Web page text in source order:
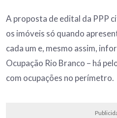
A proposta de edital da PPP
os imóveis só quando
cada um e, mesmo assim,
Ocupação Rio Branco – há
com ocupações no perímetro.